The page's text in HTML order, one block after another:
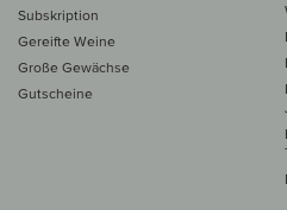
Subskription
Gereifte Weine
Große Gewächse
Gutscheine